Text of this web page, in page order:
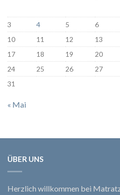
3
4 5 6
10
11 12 13
17
18 19 20
24
25 26 27
31
« Mai
ÜBER UNS
Herzlich willkommen bei